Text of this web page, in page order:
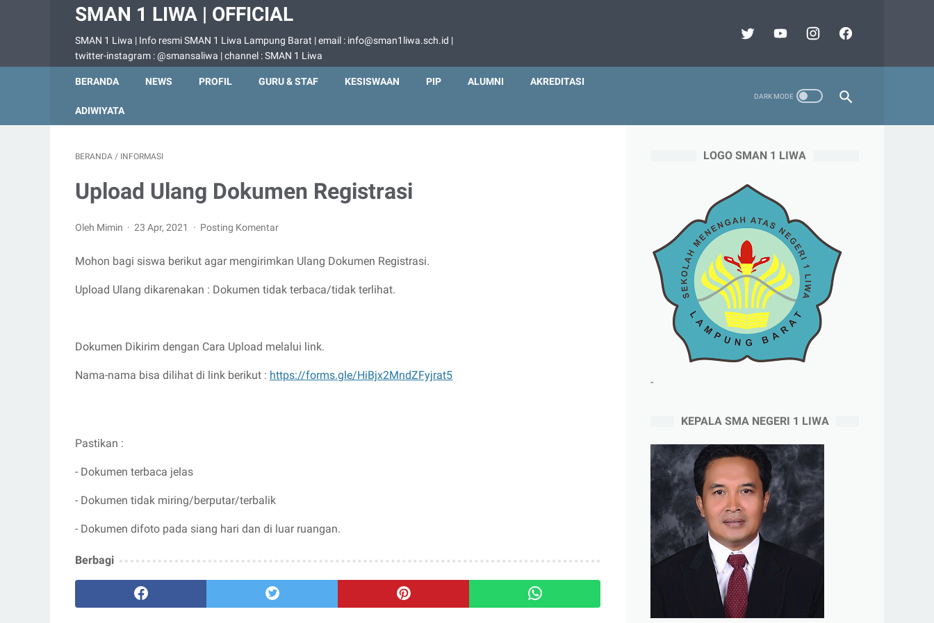
SMAN 1 LIWA | OFFICIAL
SMAN 1 Liwa | Info resmi SMAN 1 Liwa Lampung Barat | email : info@sman1liwa.sch.id |
twitter-instagram : @smansaliwa | channel : SMAN 1 Liwa
BERANDA NEWS PROFIL GURU & STAF KESISWAAN PIP ALUMNI AKREDITASI
ADIWIYATA
BERANDA / INFORMASI
Upload Ulang Dokumen Registrasi
Oleh Mimin 23 Apr, 2021 Posting Komentar
Mohon bagi siswa berikut agar mengirimkan Ulang Dokumen Registrasi.
Upload Ulang dikarenakan : Dokumen tidak terbaca/tidak terlihat.
Dokumen Dikirim dengan Cara Upload melalui link.
Nama-nama bisa dilihat di link berikut : https://forms.gle/HiBjx2MndZFyjrat5
Pastikan :
- Dokumen terbaca jelas
- Dokumen tidak miring/berputar/terbalik
- Dokumen difoto pada siang hari dan di luar ruangan.
Berbagi
LOGO SMAN 1 LIWA
-
KEPALA SMA NEGERI 1 LIWA